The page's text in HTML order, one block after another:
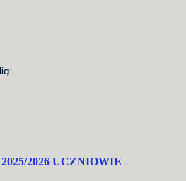
2026 UCZNIOWIE –